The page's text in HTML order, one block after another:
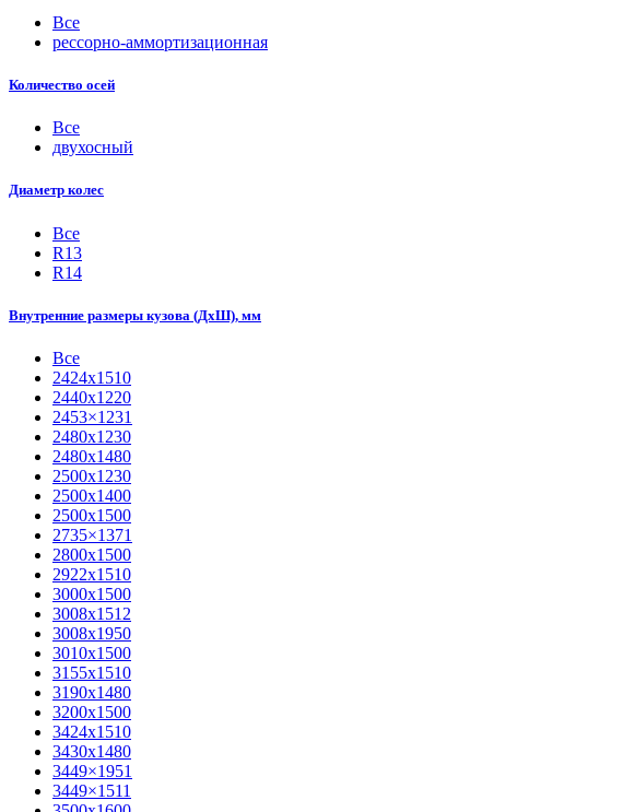
Все
рессорно-аммортизационная
Количество осей
Все
двухосный
Диаметр колес
Все
R13
R14
Внутренние размеры кузова (ДхШ), мм
Все
2424х1510
2440х1220
2453×1231
2480х1230
2480х1480
2500х1230
2500х1400
2500х1500
2735×1371
2800х1500
2922х1510
3000х1500
3008х1512
3008х1950
3010х1500
3155х1510
3190х1480
3200х1500
3424х1510
3430х1480
3449×1951
3449×1511